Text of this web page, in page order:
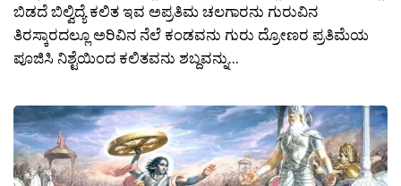
ಬಿಡದೆ ಬಿಲ್ವಿದ್ಯೆ ಕಲಿತ ಇವ ಅಪ್ರತಿಮ ಚಲಗಾರನು ಗುರುವಿನ
ತಿರಸ್ಕಾರದಲ್ಲೂ ಅರಿವಿನ ನೆಲೆ ಕಂಡವನು ಗುರು ದ್ರೋಣರ ಪ್ರತಿಮೆಯ
ಪೂಜಿಸಿ ನಿಶ್ಟೆಯಿಂದ ಕಲಿತವನು ಶಬ್ದವನ್ನು...